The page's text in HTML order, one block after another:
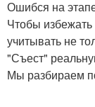
Ошибся на
Чтобы
учитывать не
"Съест"
Мы разбираем